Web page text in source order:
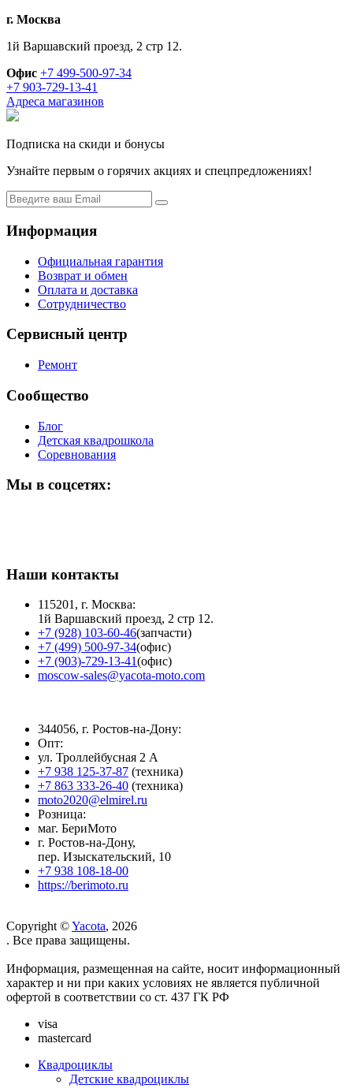
г. Москва
1й Варшавский проезд, 2 стр 12.
Офис +7 499-500-97-34
+7 903-729-13-41
Адреса магазинов
Подписка на скиди и бонусы
Узнайте первым о горячих акциях и спецпредложениях!
Информация
Официальная гарантия
Возврат и обмен
Оплата и доставка
Сотрудничество
Сервисный центр
Ремонт
Сообщество
Блог
Детская квадрошкола
Соревнования
Мы в соцсетях:
Наши контакты
115201, г. Москва:
1й Варшавский проезд, 2 стр 12.
+7 (928) 103-60-46(запчасти)
+7 (499) 500-97-34(офис)
+7 (903)-729-13-41(офис)
moscow-sales@yacota-moto.com
344056, г. Ростов-на-Дону:
Опт:
ул. Троллейбусная 2 А
+7 938 125-37-87 (техника)
+7 863 333-26-40 (техника)
moto2020@elmirel.ru
Розница:
маг. БериМото
г. Ростов-на-Дону,
пер. Изыскательский, 10
+7 938 108-18-00
https://berimoto.ru
Copyright ©Yacota, 2026
. Все права защищены.
Информация, размещенная на сайте, носит информационный
характер и ни при каких условиях не является публичной
офертой в соответствии со ст. 437 ГК РФ
visa
mastercard
Квадроциклы
Детские квадроциклы